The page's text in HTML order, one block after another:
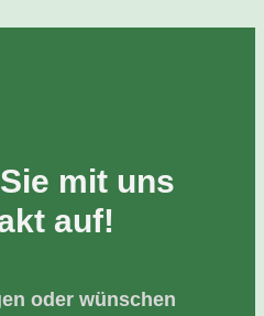
mit uns
auf!
oder wünschen